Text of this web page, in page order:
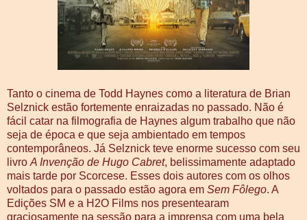
Tanto o cinema de Todd Haynes como a literatura de Brian
Selznick estão fortemente enraizadas no passado. Não é
fácil catar na filmografia de Haynes algum trabalho que não
seja de época e que seja ambientado em tempos
contemporâneos. Já Selznick teve enorme sucesso com seu
livro A Invenção de Hugo Cabret, belissimamente adaptado
mais tarde por Scorcese. Esses dois autores com os olhos
voltados para o passado estão agora em Sem Fôlego. A
Edições SM e a H2O Films nos presentearam
graciosamente na sessão para a imprensa com uma bela